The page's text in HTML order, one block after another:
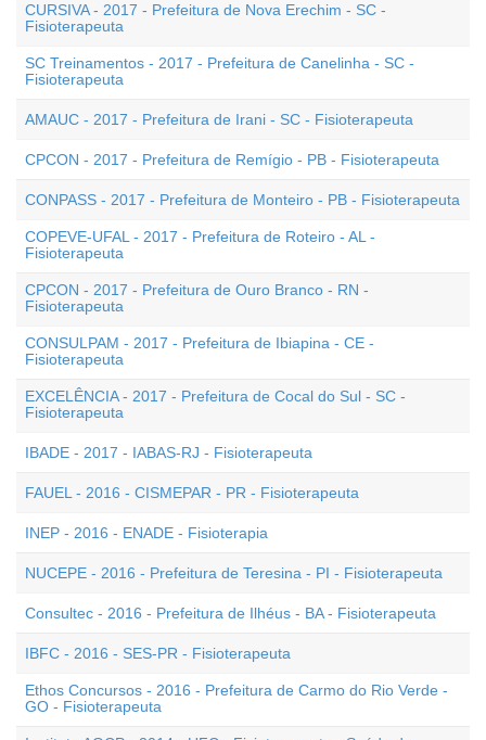
CURSIVA - 2017 - Prefeitura de Nova Erechim - SC -
Fisioterapeuta
SC Treinamentos - 2017 - Prefeitura de Canelinha - SC -
Fisioterapeuta
AMAUC - 2017 - Prefeitura de Irani - SC - Fisioterapeuta
CPCON - 2017 - Prefeitura de Remígio - PB - Fisioterapeuta
CONPASS - 2017 - Prefeitura de Monteiro - PB - Fisioterapeuta
COPEVE-UFAL - 2017 - Prefeitura de Roteiro - AL -
Fisioterapeuta
CPCON - 2017 - Prefeitura de Ouro Branco - RN -
Fisioterapeuta
CONSULPAM - 2017 - Prefeitura de Ibiapina - CE -
Fisioterapeuta
EXCELÊNCIA - 2017 - Prefeitura de Cocal do Sul - SC -
Fisioterapeuta
IBADE - 2017 - IABAS-RJ - Fisioterapeuta
FAUEL - 2016 - CISMEPAR - PR - Fisioterapeuta
INEP - 2016 - ENADE - Fisioterapia
NUCEPE - 2016 - Prefeitura de Teresina - PI - Fisioterapeuta
Consultec - 2016 - Prefeitura de Ilhéus - BA - Fisioterapeuta
IBFC - 2016 - SES-PR - Fisioterapeuta
Ethos Concursos - 2016 - Prefeitura de Carmo do Rio Verde -
GO - Fisioterapeuta